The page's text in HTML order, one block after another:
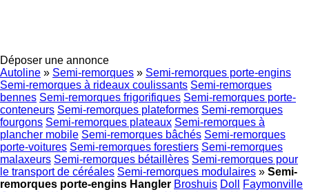
Déposer une annonce
Autoline » Semi-remorques » Semi-remorques porte-engins
Semi-remorques à rideaux coulissants Semi-remorques
bennes Semi-remorques frigorifiques Semi-remorques porte-
conteneurs Semi-remorques plateformes Semi-remorques
fourgons Semi-remorques plateaux Semi-remorques à
plancher mobile Semi-remorques bâchés Semi-remorques
porte-voitures Semi-remorques forestiers Semi-remorques
malaxeurs Semi-remorques bétaillères Semi-remorques pour
le transport de céréales Semi-remorques modulaires » Semi-
remorques porte-engins Hangler Broshuis Doll
Faymonville